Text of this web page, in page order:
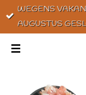
Ga
direct
de
WEGENS
AUGUSTUS